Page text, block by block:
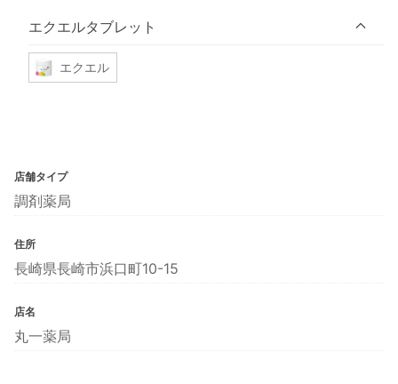
エクエルタブレット
エクエル
店舗タイプ
調剤薬局
住所
長崎県長崎市浜口町10-15
店名
丸一薬局